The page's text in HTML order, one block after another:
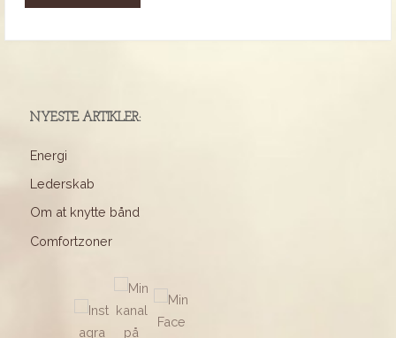
NYESTE ARTIKLER:
Energi
Lederskab
Om at knytte bånd
Comfortzoner